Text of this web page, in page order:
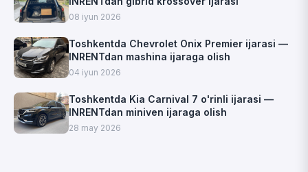
08 iyun 2026
Toshkentda Chevrolet Onix Premier ijarasi —
INRENTdan mashina ijaraga olish
04 iyun 2026
Toshkentda Kia Carnival 7 o'rinli ijarasi —
INRENTdan miniven ijaraga olish
28 may 2026